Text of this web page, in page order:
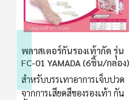
พลาสเตอร์กันรองเท้ากัด รุ่น
FC-01 YAMADA (6ชิ้น/กล่อง)
สำหรับบรรเทาอาการเจ็บปวด
จากการเสียดสีของรองเท้า กัน